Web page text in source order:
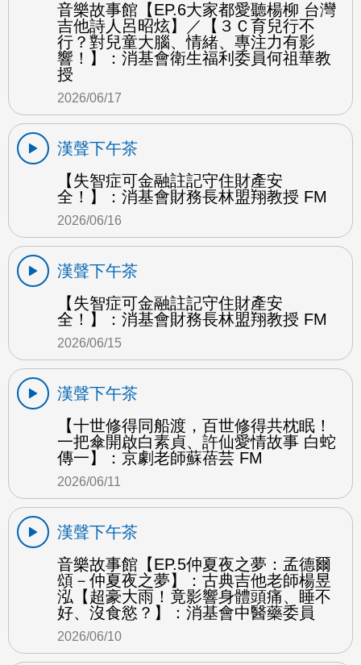
音樂故事館【EP.6大家都愛聽楊柳 台灣
吉他詩人呂昭炫】／【３Ｃ育兒行不
行？對兒童大腦、情緒、專注力有影
響！】：消基會衛生福利委員何祖華教
授
2026/06/17
漢聲下午茶
【失智症可金融註記守住財產安
全！】：消基會財務長林盟翔教授 FM
2026/06/16
漢聲下午茶
【失智症可金融註記守住財產安
全！】：消基會財務長林盟翔教授 FM
2026/06/15
漢聲下午茶
【十世修得同船渡，百世修得共枕眠！
一把傘開啟白素貞、許仙愛情故事 白蛇
傳一】：京劇老師蘇蓓芸 FM
2026/06/11
漢聲下午茶
音樂故事館【EP.5仲夏夜之夢：孟德爾
頌－仲夏夜之夢】：古典吉他老師楊昱
泓【超豪大雨！竟影響身體頭痛、睡不
好、沒食慾？】：消基會中醫藥委員
2026/06/10